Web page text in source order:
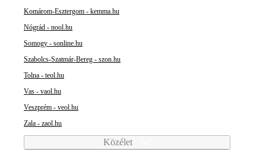
Komárom-Esztergom - kemma.hu
Nógrád - nool.hu
Somogy - sonline.hu
Szabolcs-Szatmár-Bereg - szon.hu
Tolna - teol.hu
Vas - vaol.hu
Veszprém - veol.hu
Zala - zaol.hu
Közélet